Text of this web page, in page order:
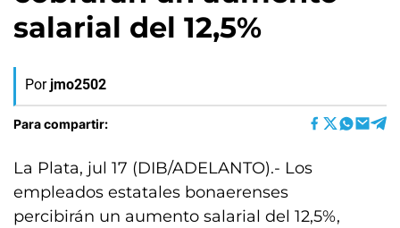
salarial del 12,5%
Por jmo2502
Para compartir:
La Plata, jul 17 (DIB/ADELANTO).- Los
empleados estatales bonaerenses
percibirán un aumento salarial del 12,5%,